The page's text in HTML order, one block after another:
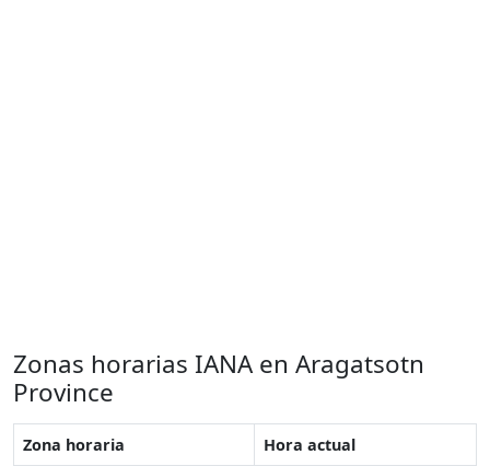
Zonas horarias IANA en Aragatsotn
Province
Zona horaria
Hora actual